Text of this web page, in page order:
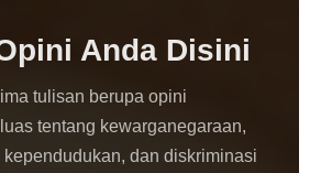
Anda Disini
tulisan berupa opini
tentang kewarganegaraan,
dan diskriminasi